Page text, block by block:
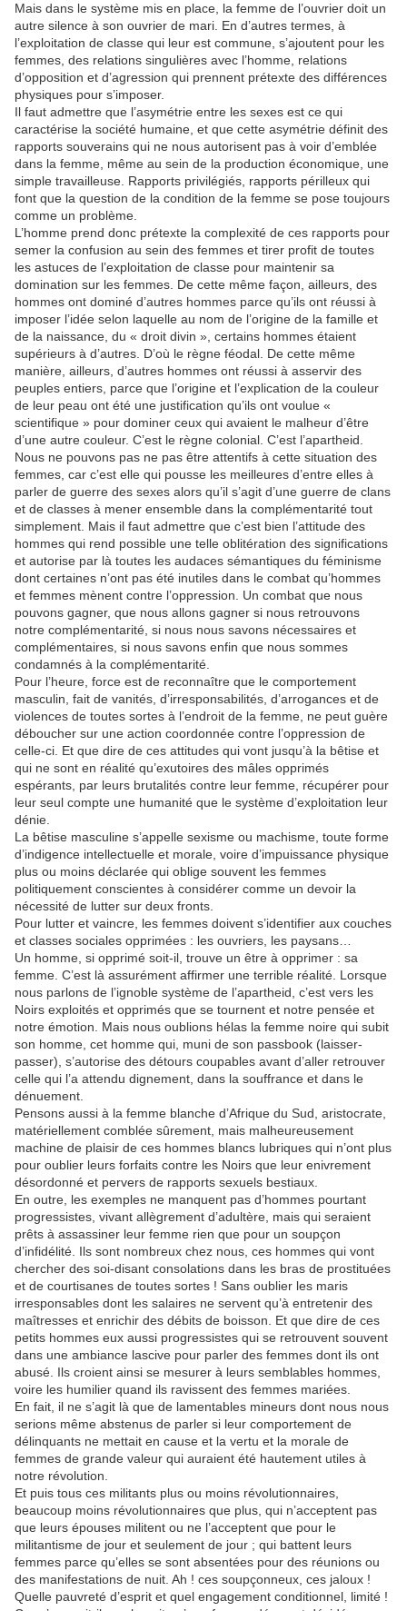
Mais dans le système mis en place, la femme de l’ouvrier doit un
autre silence à son ouvrier de mari. En d’autres termes, à
l’exploitation de classe qui leur est commune, s’ajoutent pour les
femmes, des relations singulières avec l’homme, relations
d’opposition et d’agression qui prennent prétexte des différences
physiques pour s’imposer.
Il faut admettre que l’asymétrie entre les sexes est ce qui
caractérise la société humaine, et que cette asymétrie définit des
rapports souverains qui ne nous autorisent pas à voir d’emblée
dans la femme, même au sein de la production économique, une
simple travailleuse. Rapports privilégiés, rapports périlleux qui
font que la question de la condition de la femme se pose toujours
comme un problème.
L’homme prend donc prétexte la complexité de ces rapports pour
semer la confusion au sein des femmes et tirer profit de toutes
les astuces de l’exploitation de classe pour maintenir sa
domination sur les femmes. De cette même façon, ailleurs, des
hommes ont dominé d’autres hommes parce qu’ils ont réussi à
imposer l’idée selon laquelle au nom de l’origine de la famille et
de la naissance, du « droit divin », certains hommes étaient
supérieurs à d’autres. D’où le règne féodal. De cette même
manière, ailleurs, d’autres hommes ont réussi à asservir des
peuples entiers, parce que l’origine et l’explication de la couleur
de leur peau ont été une justification qu’ils ont voulue «
scientifique » pour dominer ceux qui avaient le malheur d’être
d’une autre couleur. C’est le règne colonial. C’est l’apartheid.
Nous ne pouvons pas ne pas être attentifs à cette situation des
femmes, car c’est elle qui pousse les meilleures d’entre elles à
parler de guerre des sexes alors qu’il s’agit d’une guerre de clans
et de classes à mener ensemble dans la complémentarité tout
simplement. Mais il faut admettre que c’est bien l’attitude des
hommes qui rend possible une telle oblitération des significations
et autorise par là toutes les audaces sémantiques du féminisme
dont certaines n’ont pas été inutiles dans le combat qu’hommes
et femmes mènent contre l’oppression. Un combat que nous
pouvons gagner, que nous allons gagner si nous retrouvons
notre complémentarité, si nous nous savons nécessaires et
complémentaires, si nous savons enfin que nous sommes
condamnés à la complémentarité.
Pour l’heure, force est de reconnaître que le comportement
masculin, fait de vanités, d’irresponsabilités, d’arrogances et de
violences de toutes sortes à l’endroit de la femme, ne peut guère
déboucher sur une action coordonnée contre l’oppression de
celle-ci. Et que dire de ces attitudes qui vont jusqu’à la bêtise et
qui ne sont en réalité qu’exutoires des mâles opprimés
espérants, par leurs brutalités contre leur femme, récupérer pour
leur seul compte une humanité que le système d’exploitation leur
dénie.
La bêtise masculine s’appelle sexisme ou machisme, toute forme
d’indigence intellectuelle et morale, voire d’impuissance physique
plus ou moins déclarée qui oblige souvent les femmes
politiquement conscientes à considérer comme un devoir la
nécessité de lutter sur deux fronts.
Pour lutter et vaincre, les femmes doivent s’identifier aux couches
et classes sociales opprimées : les ouvriers, les paysans…
Un homme, si opprimé soit-il, trouve un être à opprimer : sa
femme. C’est là assurément affirmer une terrible réalité. Lorsque
nous parlons de l’ignoble système de l’apartheid, c’est vers les
Noirs exploités et opprimés que se tournent et notre pensée et
notre émotion. Mais nous oublions hélas la femme noire qui subit
son homme, cet homme qui, muni de son passbook (laisser-
passer), s’autorise des détours coupables avant d’aller retrouver
celle qui l’a attendu dignement, dans la souffrance et dans le
dénuement.
Pensons aussi à la femme blanche d’Afrique du Sud, aristocrate,
matériellement comblée sûrement, mais malheureusement
machine de plaisir de ces hommes blancs lubriques qui n’ont plus
pour oublier leurs forfaits contre les Noirs que leur enivrement
désordonné et pervers de rapports sexuels bestiaux.
En outre, les exemples ne manquent pas d’hommes pourtant
progressistes, vivant allègrement d’adultère, mais qui seraient
prêts à assassiner leur femme rien que pour un soupçon
d’infidélité. Ils sont nombreux chez nous, ces hommes qui vont
chercher des soi-disant consolations dans les bras de prostituées
et de courtisanes de toutes sortes ! Sans oublier les maris
irresponsables dont les salaires ne servent qu’à entretenir des
maîtresses et enrichir des débits de boisson. Et que dire de ces
petits hommes eux aussi progressistes qui se retrouvent souvent
dans une ambiance lascive pour parler des femmes dont ils ont
abusé. Ils croient ainsi se mesurer à leurs semblables hommes,
voire les humilier quand ils ravissent des femmes mariées.
En fait, il ne s’agit là que de lamentables mineurs dont nous nous
serions même abstenus de parler si leur comportement de
délinquants ne mettait en cause et la vertu et la morale de
femmes de grande valeur qui auraient été hautement utiles à
notre révolution.
Et puis tous ces militants plus ou moins révolutionnaires,
beaucoup moins révolutionnaires que plus, qui n’acceptent pas
que leurs épouses militent ou ne l’acceptent que pour le
militantisme de jour et seulement de jour ; qui battent leurs
femmes parce qu’elles se sont absentées pour des réunions ou
des manifestations de nuit. Ah ! ces soupçonneux, ces jaloux !
Quelle pauvreté d’esprit et quel engagement conditionnel, limité !